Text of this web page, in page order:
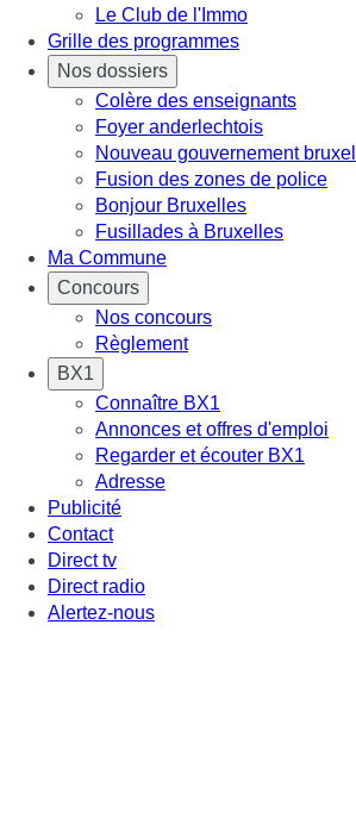
Le Club de l'Immo
Grille des programmes
Nos dossiers
Colère des enseignants
Foyer anderlechtois
Nouveau gouvernement
Fusion des zones de police
Bonjour Bruxelles
Fusillades à Bruxelles
Ma Commune
Concours
Nos concours
Règlement
BX1
Connaître BX1
Annonces et offres d'emploi
Regarder et écouter BX1
Adresse
Publicité
Contact
Direct tv
Direct radio
Alertez-nous